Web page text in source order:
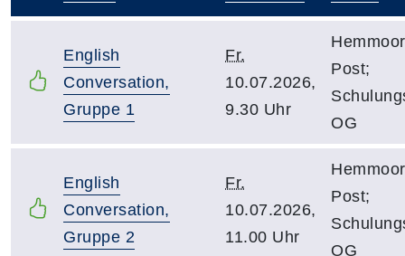
English
Conversation,
Gruppe 1
Fr.
10.07.2026,
9.30 Uhr
Post;
OG
English
Conversation,
Gruppe 2
Fr.
10.07.2026,
11.00 Uhr
Post;
OG